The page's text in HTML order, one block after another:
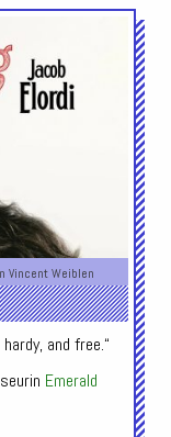
Audio-
Player
Vincent Weiblen
and free.“
Emerald